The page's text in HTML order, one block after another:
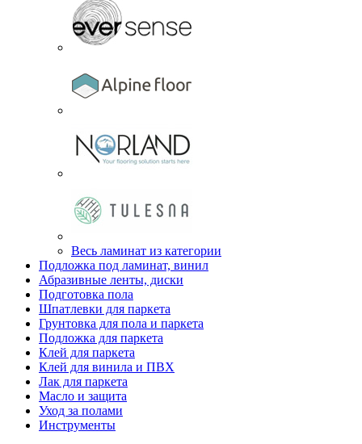
Весь ламинат из категории
Подложка под ламинат, винил
Абразивные ленты, диски
Подготовка пола
Шпатлевки для паркета
Грунтовка для пола и паркета
Подложка для паркета
Клей для паркета
Клей для винила и ПВХ
Лак для паркета
Масло и защита
Уход за полами
Инструменты